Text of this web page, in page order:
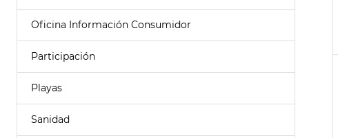
Oficina Información Consumidor
Participación
Playas
Sanidad